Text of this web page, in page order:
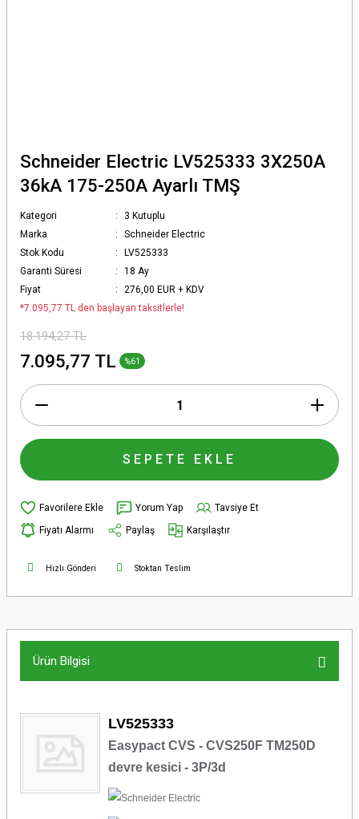
Schneider Electric LV525333 3X250A
36kA 175-250A Ayarlı TMŞ
Kategori
3 Kutuplu
Marka
Schneider Electric
Stok Kodu
LV525333
Garanti Süresi
18 Ay
Fiyat
276,00 EUR + KDV
*7.095,77 TL den başlayan taksitlerle!
18.194,27 TL
7.095,77 TL %61
SEPETE EKLE
Yorum Yap
Tavsiye Et
Fiyatı Alarmı
Paylaş Karşılaştır
Hızlı Gönderi Stoktan Teslim
Ürün Bilgisi
LV525333
Easypact CVS - CVS250F TM250D
devre kesici - 3P/3d